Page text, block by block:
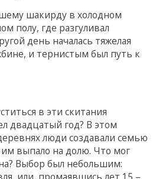
шакирду в холодном
полу, где разгуливал
день началась тяжелая
и тернистым был путь к
в эти скитания
двадцатый год? В этом
люди создавали семью
выпало на долю. Что мог
Выбор был небольшим:
или, промаявшись лет 15 –